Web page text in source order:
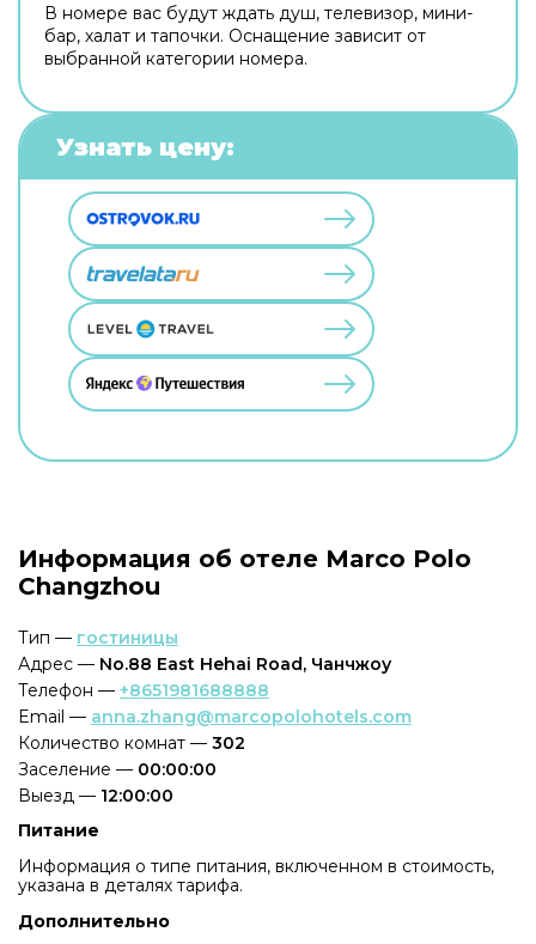
В номере вас будут ждать душ, телевизор, мини-
бар, халат и тапочки. Оснащение зависит от
выбранной категории номера.
Узнать цену:
Информация об отеле Marco Polo
Changzhou
Тип — гостиницы
Адрес — No.88 East Hehai Road, Чанчжоу
Телефон — +8651981688888
Email — anna.zhang@marcopolohotels.com
Количество комнат — 302
Заселение — 00:00:00
Выезд — 12:00:00
Питание
Информация о типе питания, включенном в стоимость,
указана в деталях тарифа.
Дополнительно